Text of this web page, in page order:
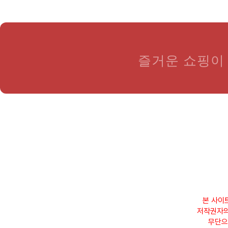
즐거운 쇼핑
본 사이
저작권자
무단